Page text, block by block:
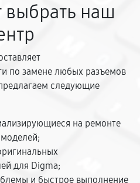
выбрать наш
по замене любых разъемов
следующие
на ремонте
для Digma;
и быстрое выполнение